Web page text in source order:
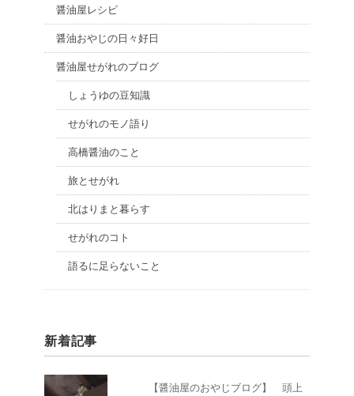
醤油屋レシピ
醤油おやじの日々好日
醤油屋せがれのブログ
しょうゆの豆知識
せがれのモノ語り
高橋醤油のこと
旅とせがれ
北はりまと暮らす
せがれのコト
語るに足らないこと
新着記事
【醤油屋のおやじブログ】 頭上